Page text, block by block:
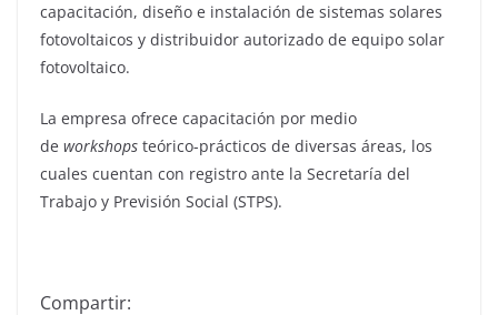
capacitación, diseño e instalación de sistemas solares
fotovoltaicos y distribuidor autorizado de equipo solar
fotovoltaico.
La empresa ofrece capacitación por medio
de workshops teórico-prácticos de diversas áreas, los
cuales cuentan con registro ante la Secretaría del
Trabajo y Previsión Social (STPS).
Compartir: